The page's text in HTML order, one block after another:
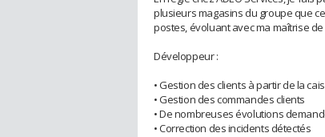
plusieurs magasins du groupe que
postes, évoluant avec ma maîtrise
Développeur :
• Gestion des clients à partir de la
• Gestion des commandes clients
• De nombreuses évolutions
• Correction des incidents détectés